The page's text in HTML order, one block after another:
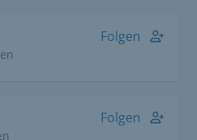
Folgen
Folgen